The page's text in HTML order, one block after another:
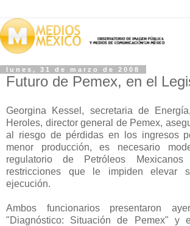
lunes, 31 de marzo de 2008
Futuro de Pemex, en el
Georgina Kessel, secretaria de
Heroles, director general de Pemex,
al riesgo de pérdidas en los ingresos
menor producción, es necesario
regulatorio de Petróleos
restricciones que le impiden elevar
ejecución.
Ambos funcionarios presentaron
"Diagnóstico: Situación de Pemex" y